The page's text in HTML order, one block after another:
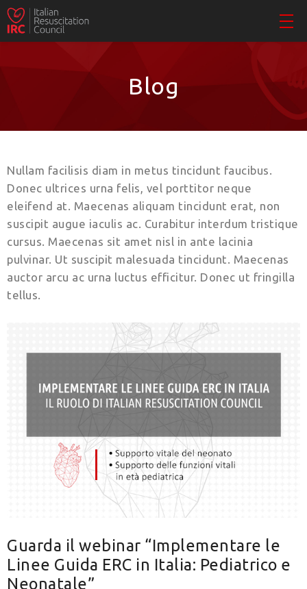
Blog
Nullam facilisis diam in metus tincidunt faucibus.
Donec ultrices urna felis, vel porttitor neque
eleifend at. Maecenas aliquam tincidunt erat, non
suscipit augue iaculis ac. Curabitur interdum tristique
cursus. Maecenas sit amet nisl in ante lacinia
pulvinar. Ut suscipit malesuada tincidunt. Maecenas
auctor arcu ac urna luctus efficitur. Donec ut fringilla
tellus.
Guarda il webinar “Implementare le
Linee Guida ERC in Italia: Pediatrico e
Neonatale”